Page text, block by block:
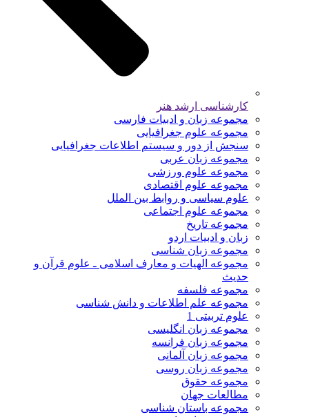
کارشناسی ارشد هنر
مجموعه زبان و ادبیات فارسی
مجموعه علوم جغرافیایی
سنجش از دور و سیستم اطلاعات جغرافیایی
مجموعه زبان عربی
مجموعه علوم ورزشی
مجموعه علوم اقتصادی
علوم سیاسی و روابط بین الملل
مجموعه علوم اجتماعی
مجموعه تاریخ
زبان و ادبیات اردو
مجموعه زبان شناسی
مجموعه الهیات و معارف اسلامی ـ علوم قرآن و
حدیث
مجموعه فلسفه
مجموعه علم اطلاعات و دانش شناسی
علوم تربیتی 1
مجموعه زبان انگلیسی
مجموعه زبان فرانسه
مجموعه زبان آلمانی
مجموعه زبان روسی
مجموعه حقوق
مطالعات جهان
مجموعه باستان شناسی